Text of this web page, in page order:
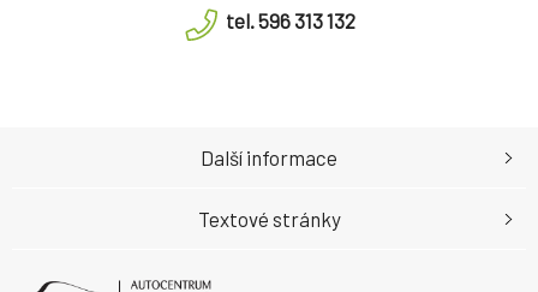
tel. 596 313 132
Další informace
Textové stránky